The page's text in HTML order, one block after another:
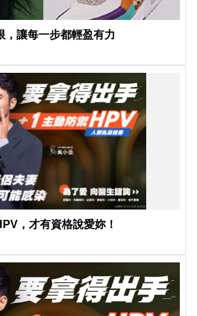
，讓每一步都輕盈有力
，才有資格說愛妳！